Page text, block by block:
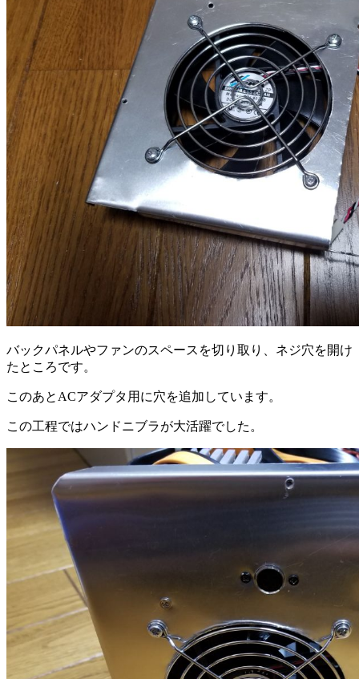
バックパネルやファンのスペースを切り取り、ネジ穴を開け
たところです。
このあとACアダプタ用に穴を追加しています。
この工程ではハンドニブラが大活躍でした。